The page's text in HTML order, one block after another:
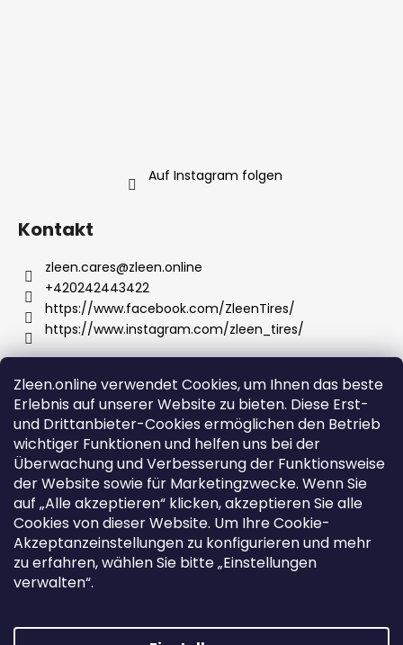
Zleen.online verwendet Cookies, um Ihnen das beste
Erlebnis auf unserer Website zu bieten. Diese Erst-
und Drittanbieter-Cookies ermöglichen den Betrieb
wichtiger Funktionen und helfen uns bei der
Überwachung und Verbesserung der Funktionsweise
der Website sowie für Marketingzwecke. Wenn Sie
auf „Alle akzeptieren“ klicken, akzeptieren Sie alle
Cookies von dieser Website. Um Ihre Cookie-
Akzeptanzeinstellungen zu konfigurieren und mehr
zu erfahren, wählen Sie bitte „Einstellungen
verwalten“.
Auf Instagram folgen
Kontakt
zleen.cares@zleen.online
+420242443422
https://www.facebook.com/ZleenTires/
https://www.instagram.com/zleen_tires/
Wir akzeptieren online-Zahlungen
Support
Bestellungen und Versand
Geschäftsbedingungen
Datenschutz- und Cookie-Richtlinie